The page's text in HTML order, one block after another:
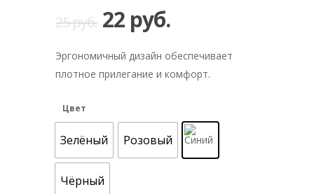
25руб. 22 руб.
Эргономичный дизайн обеспечивает
плотное прилегание и комфорт.
Цвет
Зелёный Розовый
Чёрный